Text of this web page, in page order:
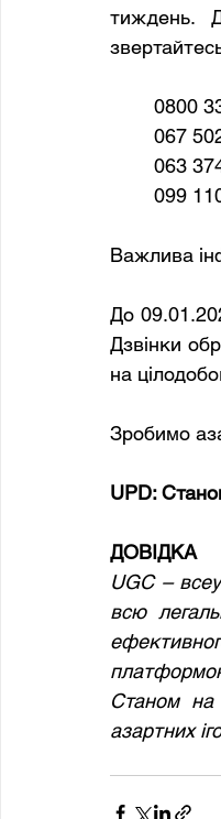
тиждень.
0800
067
063
099
Важлива
До
Дзвінки
на
Зробимо
UPD:
ДОВІДКА
UGC –
всю
Станом на
азартних